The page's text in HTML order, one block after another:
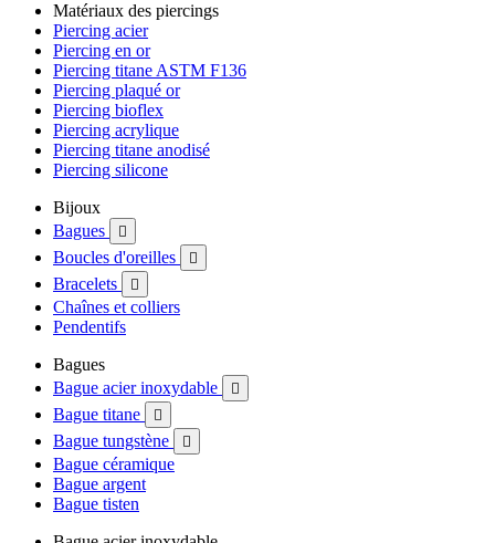
Matériaux des piercings
Piercing acier
Piercing en or
Piercing titane ASTM F136
Piercing plaqué or
Piercing bioflex
Piercing acrylique
Piercing titane anodisé
Piercing silicone
Bijoux
Bagues

Boucles d'oreilles 
Bracelets 
Chaînes et colliers
Pendentifs
Bagues
Bague acier inoxydable

Bague titane 
Bague tungstène 
Bague céramique
Bague argent
Bague tisten